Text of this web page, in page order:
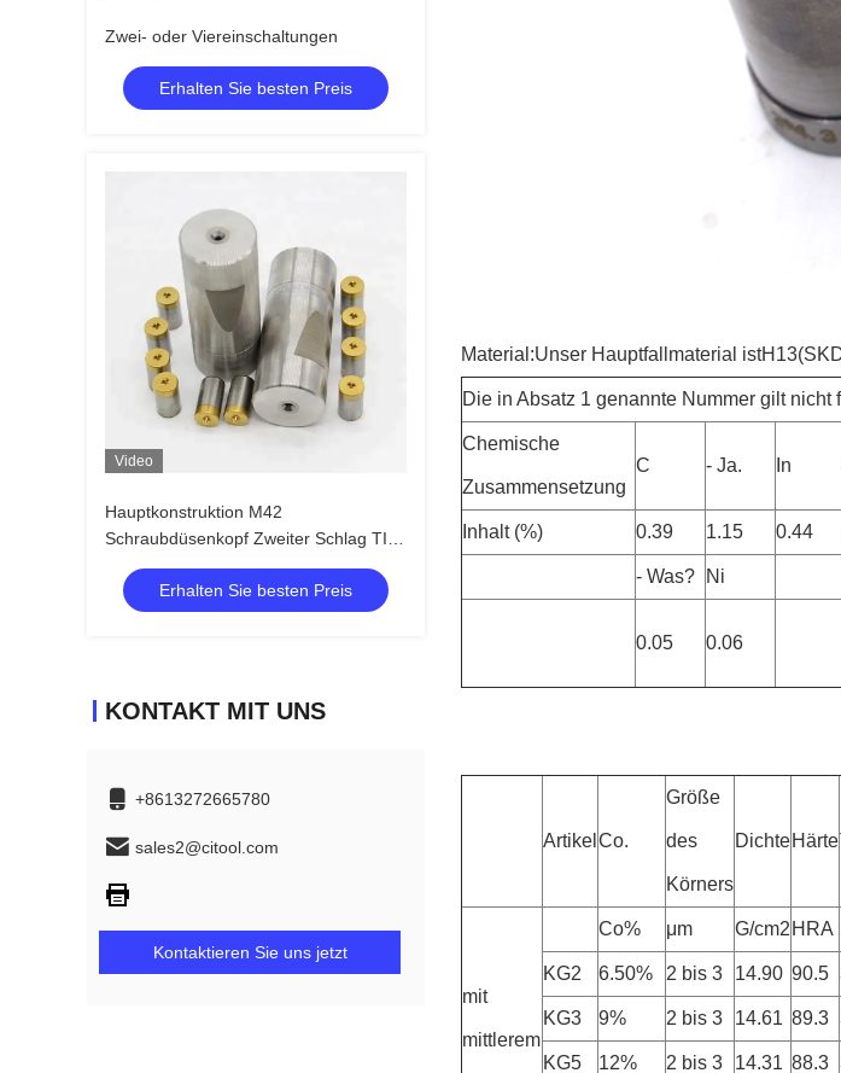
Zwei- oder Viereinschaltungen
Erhalten Sie besten Preis
Video
Hauptkonstruktion M42
Schraubdüsenkopf Zweiter Schlag TIN-
Beschichtung Oberflächenpolieren
Erhalten Sie besten Preis
KONTAKT MIT UNS
+8613272665780
sales2@citool.com
Kontaktieren Sie uns jetzt
Material:Unser Hauptfallmaterial ist
Die in Absatz 1 genannte Nummer gilt nicht
Chemische
Zusammensetzung
C - Ja. In
Inhalt (%) 0.39 1.15 0.44
- Was? Ni
0.05 0.06
Artikel Co.
Größe
des
Körners
DichteHärte
mit
mittlerem
Co% μm G/cm2 HRA
KG2 6.50% 2 bis 3 14.90 90.5
KG3 9% 2 bis 3 14.61 89.3
KG5 12% 2 bis 3 14.31 88.3